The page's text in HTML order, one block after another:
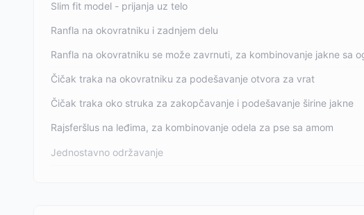
Slim fit model - prijanja uz telo
Ranfla na okovratniku i zadnjem delu
Ranfla na okovratniku se može zavrnuti, za kombinovanje jakne sa
Čičak traka na okovratniku za podešavanje otvora za vrat
Čičak traka oko struka za zakopčavanje i podešavanje širine jakne
Rajsferšlus na leđima, za kombinovanje odela za pse sa amom
Jednostavno održavanje